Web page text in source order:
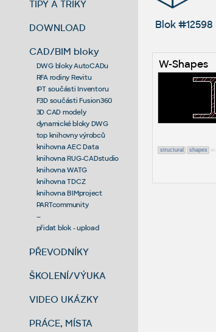
TIPY A TRIKY
DOWNLOAD
CAD/BIM bloky
DWG bloky AutoCADu
RFA rodiny Revitu
IPT součásti Inventoru
F3D součásti Fusion360
3D CAD modely
dynamické bloky DWG
top knihovny výrobců
knihovna AEC Data
knihovna RUG-CADstudio
knihovna WATG
knihovna TDCZ
knihovna BIMproject
PARTcommunity
--
přidat blok - upload
PŘEVODNÍKY
ŠKOLENÍ/VÝUKA
VIDEO UKÁZKY
PRÁCE, MÍSTA
Blok #12598
W-Shapes
structural shapes w